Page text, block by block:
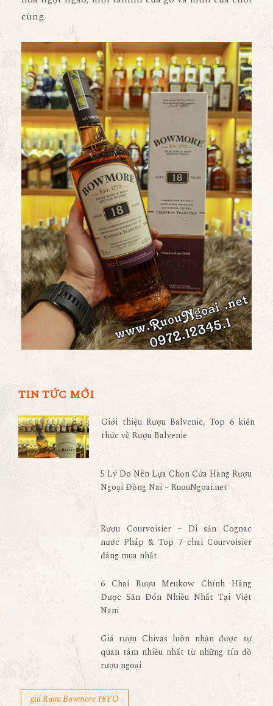
cùng.
TIN TỨC MỚI
Giới thiệu Rượu Balvenie, Top 6 kiến
thức về Rượu Balvenie
5 Lý Do Nên Lựa Chọn Cửa Hàng Rượu
Ngoại Đồng Nai – RuouNgoai.net
Rượu Courvoisier – Di sản Cognac
nước Pháp & Top 7 chai Courvoisier
đáng mua nhất
6 Chai Rượu Meukow Chính Hãng
Được Săn Đón Nhiều Nhất Tại Việt
Nam
Giá rượu Chivas luôn nhận được sự
quan tâm nhiều nhất từ những tín đồ
rượu ngoại
giá Rượu Bowmore 18YO